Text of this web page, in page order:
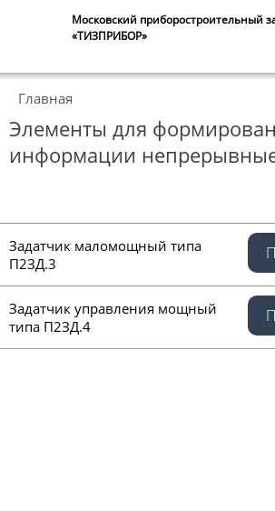
Московский приборостроительный
«ТИЗПРИБОР»
Главная
Элементы для
информации
Задатчик маломощный типа
П2ЗД.3
Задатчик управления мощный
типа П2ЗД.4